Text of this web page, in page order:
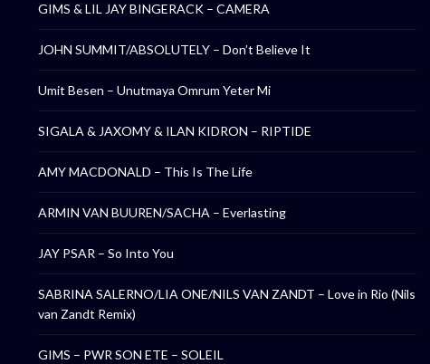
GIMS & LIL JAY BINGERACK – CAMERA
JOHN SUMMIT/ABSOLUTELY – Don’t Believe It
Umit Besen – Unutmaya Omrum Yeter Mi
SIGALA & JAXOMY & ILAN KIDRON – RIPTIDE
AMY MACDONALD – This Is The Life
ARMIN VAN BUUREN/SACHA – Everlasting
JAY PSAR – So Into You
SABRINA SALERNO/LIA ONE/NILS VAN ZANDT – Love in Rio (Nils
van Zandt Remix)
GIMS – PWR SON ETE – SOLEIL